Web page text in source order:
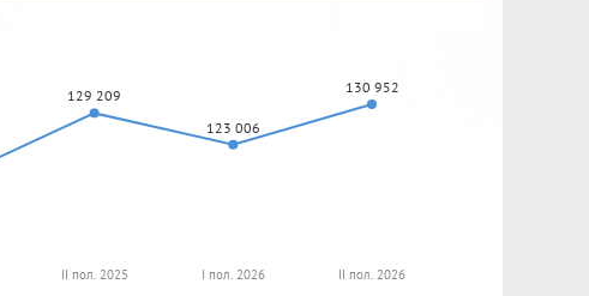
129 209
123 006
130 952
II пол. 2025 I пол. 2026 II пол. 2026